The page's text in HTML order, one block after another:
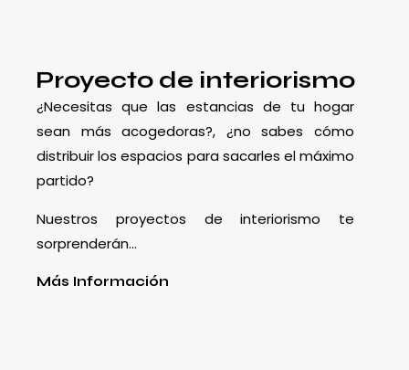
Proyecto de interiorismo
¿Necesitas que las estancias de tu hogar
sean más acogedoras?, ¿no sabes cómo
distribuir los espacios para sacarles el máximo
partido?
Nuestros proyectos de interiorismo te
sorprenderán…
Más Información